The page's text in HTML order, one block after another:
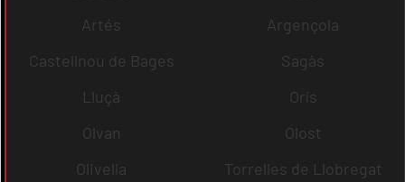
Artés
Argençola
Castellnou de Bages
Sagàs
Lluçà
Orís
Olvan
Olost
Olivella
Torrelles de Llobregat